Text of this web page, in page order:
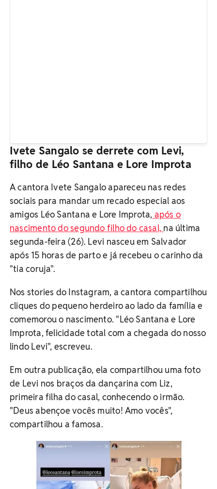
Ivete Sangalo se derrete com Levi,
filho de Léo Santana e Lore Improta
A cantora Ivete Sangalo apareceu nas redes
sociais para mandar um recado especial aos
amigos Léo Santana e Lore Improta, após o
nascimento do segundo filho do casal, na última
segunda-feira (26). Levi nasceu em Salvador
após 15 horas de parto e já recebeu o carinho da
"tia coruja".
Nos stories do Instagram, a cantora compartilhou
cliques do pequeno herdeiro ao lado da família e
comemorou o nascimento. "Léo Santana e Lore
Improta, felicidade total com a chegada do nosso
lindo Levi", escreveu.
Em outra publicação, ela compartilhou uma foto
de Levi nos braços da dançarina com Liz,
primeira filha do casal, conhecendo o irmão.
"Deus abençoe vocês muito! Amo vocês",
compartilhou a famosa.